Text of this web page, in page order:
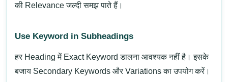
की Relevance जल्दी समझ पाते हैं।
Use Keyword in Subheadings
हर Heading में Exact Keyword डालना आवश्यक नहीं है। इसके
बजाय Secondary Keywords और Variations का उपयोग करें।